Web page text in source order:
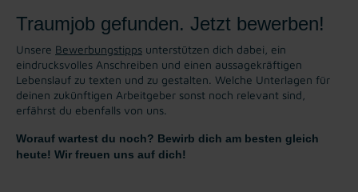
Traumjob gefunden. Jetzt bewerben!
Unsere Bewerbungstipps unterstützen dich dabei, ein
eindrucksvolles Anschreiben und einen aussagekräftigen
Lebenslauf zu texten und zu gestalten. Welche Unterlagen für
deinen zukünftigen Arbeitgeber sonst noch relevant sind,
erfährst du ebenfalls von uns.
Worauf wartest du noch? Bewirb dich am besten gleich
heute! Wir freuen uns auf dich!